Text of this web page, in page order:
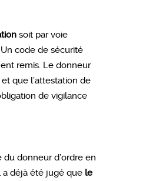
soit par voie
Un code de sécurité
remis. Le donneur
que l’attestation de
de vigilance
donneur d’ordre en
a déjà été jugé que le